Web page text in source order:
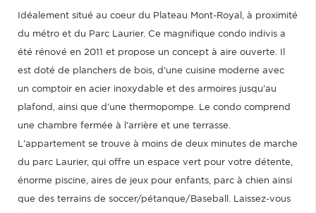
Idéalement situé au coeur du Plateau Mont-Royal, à proximité
du métro et du Parc Laurier. Ce magnifique condo indivis a
été rénové en 2011 et propose un concept à aire ouverte. Il
est doté de planchers de bois, d'une cuisine moderne avec
un comptoir en acier inoxydable et des armoires jusqu'au
plafond, ainsi que d'une thermopompe. Le condo comprend
une chambre fermée à l'arrière et une terrasse.
L'appartement se trouve à moins de deux minutes de marche
du parc Laurier, qui offre un espace vert pour votre détente,
énorme piscine, aires de jeux pour enfants, parc à chien ainsi
que des terrains de soccer/pétanque/Baseball. Laissez-vous